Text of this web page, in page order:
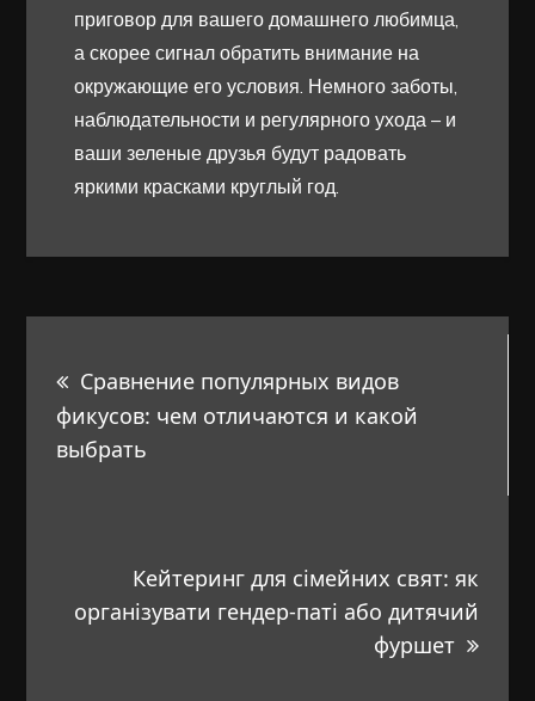
приговор для вашего домашнего любимца,
а скорее сигнал обратить внимание на
окружающие его условия. Немного заботы,
наблюдательности и регулярного ухода – и
ваши зеленые друзья будут радовать
яркими красками круглый год.
по
записям
Сравнение популярных видов
фикусов: чем отличаются и какой
выбрать
Кейтеринг для сімейних свят: як
організувати гендер-паті або дитячий
фуршет